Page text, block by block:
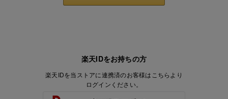
楽天IDをお持ちの方
楽天IDを当ストアに連携済のお客様はこちらより
ログインください。